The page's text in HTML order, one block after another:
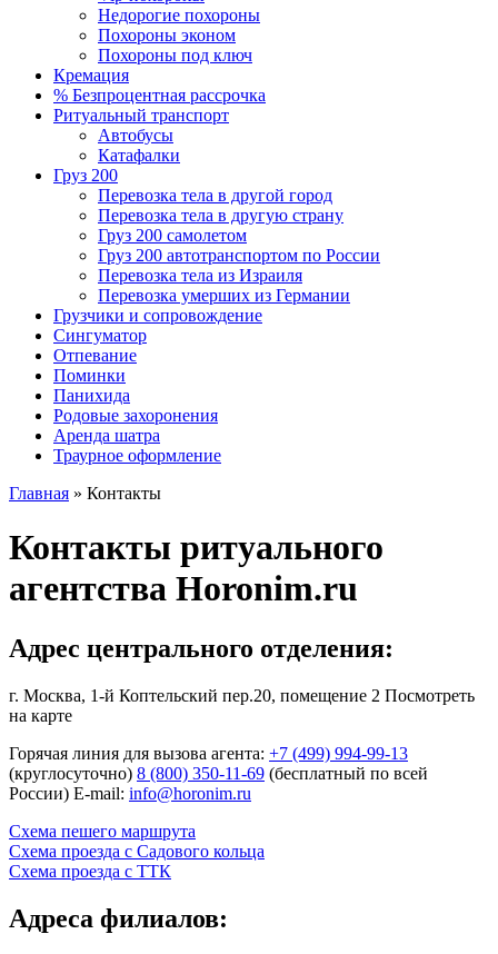
Недорогие похороны
Похороны эконом
Похороны под ключ
Кремация
% Безпроцентная рассрочка
Ритуальный транспорт
Автобусы
Катафалки
Груз 200
Перевозка тела в другой город
Перевозка тела в другую страну
Груз 200 самолетом
Груз 200 автотранспортом по России
Перевозка тела из Израиля
Перевозка умерших из Германии
Грузчики и сопровождение
Сингуматор
Отпевание
Поминки
Панихида
Родовые захоронения
Аренда шатра
Траурное оформление
Главная » Контакты
Контакты ритуального
агентства Horonim.ru
Адрес центрального отделения:
г. Москва, 1-й Коптельский пер.20, помещение 2 Посмотреть
на карте
Горячая линия для вызова агента: +7 (499) 994-99-13
(круглосуточно) 8 (800) 350-11-69 (бесплатный по всей
России) E-mail: info@horonim.ru
Схема пешего маршрута
Схема проезда с Садового кольца
Схема проезда с ТТК
Адреса филиалов: